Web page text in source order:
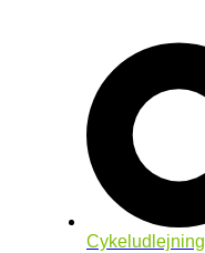
Cykeludlejning